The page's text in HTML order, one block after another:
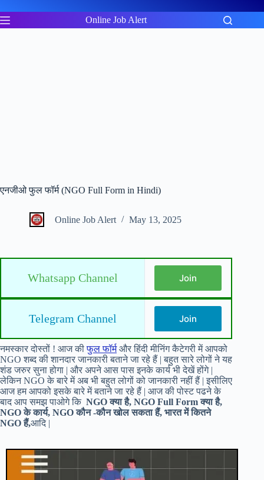
to
content
Online Job Alert
एनजीओ फुल फॉर्म (NGO Full Form in Hindi)
Online Job Alert May 13, 2025
Whatsapp Channel Join
Telegram Channel Join
नमस्कार दोस्तों ! आज कीफुल फॉर्मऔर हिंदी मीनिंग कैटेगरी में आपको
NGO शब्द की शानदार जानकारी बताने जा रहे हैं | बहुत सारे लोगों ने यह
शंड जरुर सुना होगा | और अपने आस पास इनके कार्य भी देखें होंगे |
लेकिन NGO के बारे में अब भी बहुत लोगों को जानकारी नहीं हैं | इसीलिए
आज हम आपको इसके बारे में बताने जा रहे हैं | आज की पोस्ट पढने के
बाद आप समझ पाओगे कि NGO क्या है, NGO Full Form क्या है,
NGO के कार्य, NGO कौन -कौन खोल सकता हैं, भारत में कितने
NGO हैं,आदि |